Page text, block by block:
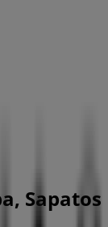
Sapatos